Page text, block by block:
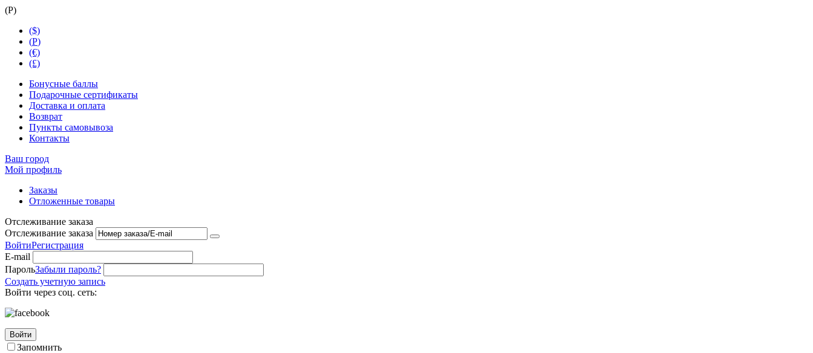
(Р)
($)
(Р)
(€)
(£)
Бонусные баллы
Подарочные сертификаты
Доставка и оплата
Возврат
Пункты самовывоза
Контакты
Ваш город
Мой профиль
Заказы
Отложенные товары
Отслеживание заказа
Отслеживание заказа
ВойтиРегистрация
E-mail
ПарольЗабыли пароль?
Создать учетную запись
Войти через соц. сеть:
Войти
Запомнить